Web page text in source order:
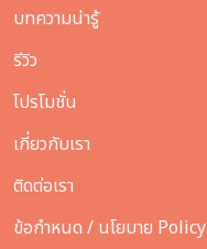
บทความน่ารู้
รีวิว
โปรโมชั่น
เกี่ยวกับเรา
ติดต่อเรา
ข้อกำหนด / นโยบาย Policy